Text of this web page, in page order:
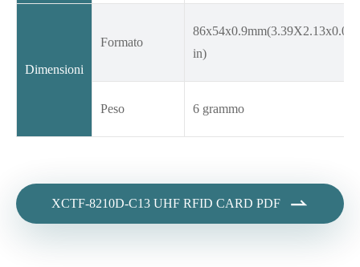
Dimensioni
Formato
86x54x0.9mm(3.39X2.13x0.04
in)
Peso 6 grammo
XCTF-8210D-C13 UHF RFID CARD PDF 